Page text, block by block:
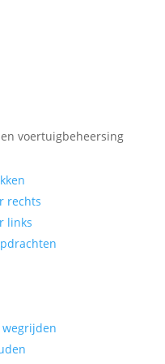
voertuigbeheersing
rechts
links
wegrijden